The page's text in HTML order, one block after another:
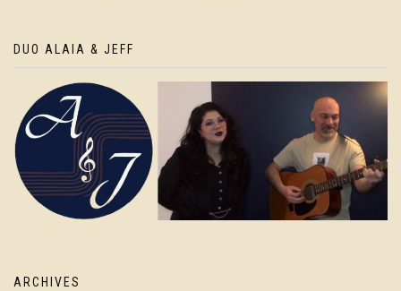
DUO ALAIA & JEFF
ARCHIVES